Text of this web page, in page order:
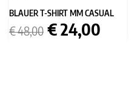
BLAUER T-SHIRT MM CASUAL
Prezzo
base
€ 48,00 Prezzo
€ 24,00